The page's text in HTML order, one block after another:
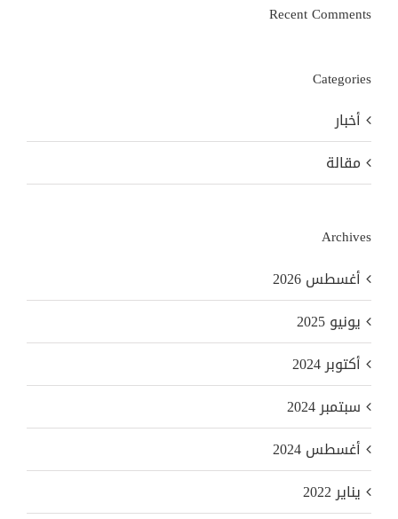
Recent Comments
Categories
أخبار
مقالة
Archives
أغسطس 2026
يونيو 2025
أكتوبر 2024
سبتمبر 2024
أغسطس 2024
يناير 2022